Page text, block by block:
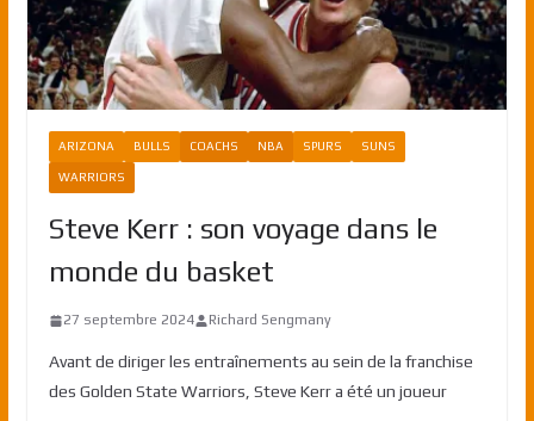
ARIZONA BULLS COACHS NBA SPURS SUNS
WARRIORS
Steve Kerr : son voyage dans le
monde du basket
27 septembre 2024 Richard Sengmany
Avant de diriger les entraînements au sein de la franchise
des Golden State Warriors, Steve Kerr a été un joueur